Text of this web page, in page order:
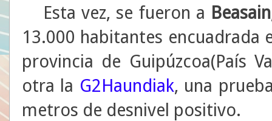
Esta vez, se fueron a Beasain
13.000 habitantes encuadrada
provincia de Guipúzcoa(País
otra la G2Haundiak, una
metros de desnivel positivo.